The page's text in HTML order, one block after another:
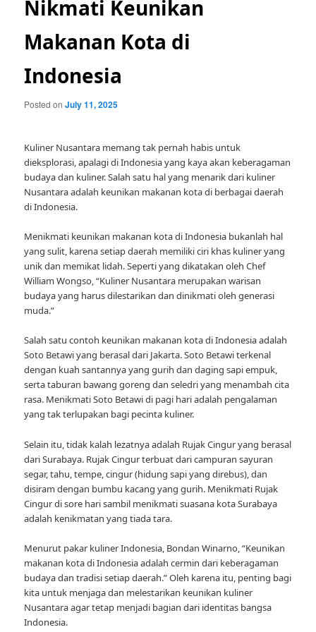
Nikmati Keunikan
Makanan Kota di
Indonesia
Posted onJuly 11, 2025
Kuliner Nusantara memang tak pernah habis untuk
dieksplorasi, apalagi di Indonesia yang kaya akan keberagaman
budaya dan kuliner. Salah satu hal yang menarik dari kuliner
Nusantara adalah keunikan makanan kota di berbagai daerah
di Indonesia.
Menikmati keunikan makanan kota di Indonesia bukanlah hal
yang sulit, karena setiap daerah memiliki ciri khas kuliner yang
unik dan memikat lidah. Seperti yang dikatakan oleh Chef
William Wongso, “Kuliner Nusantara merupakan warisan
budaya yang harus dilestarikan dan dinikmati oleh generasi
muda.”
Salah satu contoh keunikan makanan kota di Indonesia adalah
Soto Betawi yang berasal dari Jakarta. Soto Betawi terkenal
dengan kuah santannya yang gurih dan daging sapi empuk,
serta taburan bawang goreng dan seledri yang menambah cita
rasa. Menikmati Soto Betawi di pagi hari adalah pengalaman
yang tak terlupakan bagi pecinta kuliner.
Selain itu, tidak kalah lezatnya adalah Rujak Cingur yang berasal
dari Surabaya. Rujak Cingur terbuat dari campuran sayuran
segar, tahu, tempe, cingur (hidung sapi yang direbus), dan
disiram dengan bumbu kacang yang gurih. Menikmati Rujak
Cingur di sore hari sambil menikmati suasana kota Surabaya
adalah kenikmatan yang tiada tara.
Menurut pakar kuliner Indonesia, Bondan Winarno, “Keunikan
makanan kota di Indonesia adalah cermin dari keberagaman
budaya dan tradisi setiap daerah.” Oleh karena itu, penting bagi
kita untuk menjaga dan melestarikan keunikan kuliner
Nusantara agar tetap menjadi bagian dari identitas bangsa
Indonesia.